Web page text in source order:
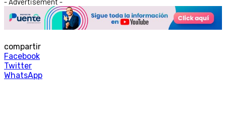
compartir
Facebook
Twitter
WhatsApp